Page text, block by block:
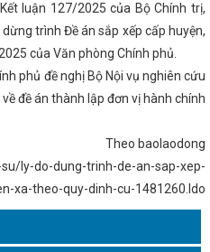
đán năm 2024
Quy định
nghiệp
Thực hiện tốt Cuộc
Hà Tĩnh quán triệt các chuyên đề
hội Đảng bộ tỉnh lần thứ XX
nhiệm kỳ 2023-2028
Hội chợ
Hà Tĩnh tham gia trưng bày,
giao thương Khu vực miền Trung
hơi chào mừng chào mừng
triển năng lượng hydrogen của
Chủ tịch nước Tô Lâm gặp Tổng
CÔNG NGHIỆP CHẾ BIẾN GỖ
hành an toàn, ổn định các nhà
xã theo quy định cũ
luận 127/2025 của Bộ Chính trị,
trình Đề án sắp xếp cấp huyện,
của Văn phòng Chính phủ.
phủ đề nghị Bộ Nội vụ nghiên cứu
đề án thành lập đơn vị hành chính
Theo baolaodong
ly-do-dung-trinh-de-an-sap-xep-
xa-theo-quy-dinh-cu-1481260.ldo